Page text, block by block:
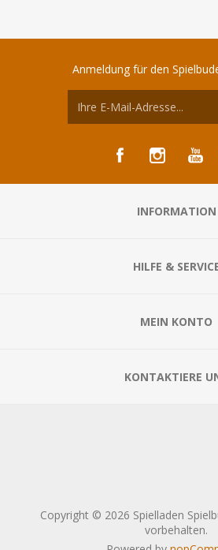
Anmeldung für den
INFORMATION
HILFE &
MEIN KONTO
KONTAKTIERE
Copyright © 2026 Spielladen
vorbehalten.